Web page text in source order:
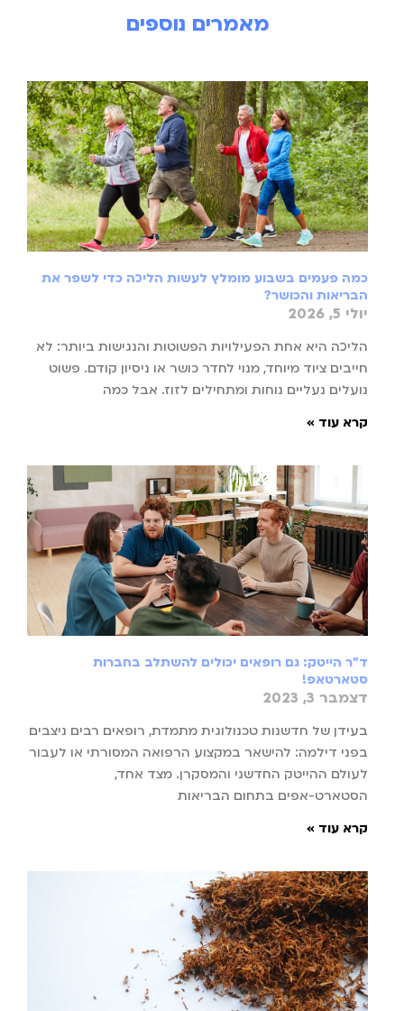
מאמרים נוספים
כמה פעמים בשבוע מומלץ לעשות הליכה כדי לשפר את
הבריאות והכושר?
יולי 5, 2026
הליכה היא אחת הפעילויות הפשוטות והנגישות ביותר: לא
חייבים ציוד מיוחד, מנוי לחדר כושר או ניסיון קודם. פשוט
נועלים נעליים נוחות ומתחילים לזוז. אבל כמה
קרא עוד »
ד"ר הייטק: גם רופאים יכולים להשתלב בחברות
סטארטאפ!
דצמבר 3, 2023
בעידן של חדשנות טכנולוגית מתמדת, רופאים רבים ניצבים
בפני דילמה: להישאר במקצוע הרפואה המסורתי או לעבור
לעולם ההייטק החדשני והמסקרן. מצד אחד,
הסטארט-אפים בתחום הבריאות
קרא עוד »